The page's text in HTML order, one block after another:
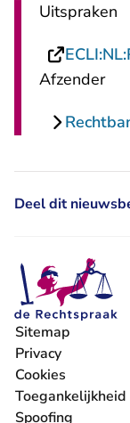
Uitspraken
Afzender
Deel dit
Sitemap
Privacy
Cookies
Toegankelijkheid
Spoofing